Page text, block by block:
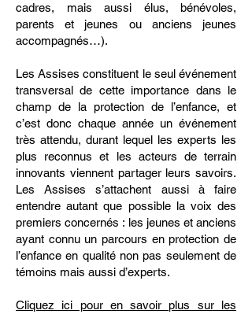
cadres, mais aussi élus, bénévoles,
parents et jeunes ou anciens jeunes
accompagnés…).
Les Assises constituent le seul événement
transversal de cette importance dans le
champ de la protection de l’enfance, et
c’est donc chaque année un événement
très attendu, durant lequel les experts les
plus reconnus et les acteurs de terrain
innovants viennent partager leurs savoirs.
Les Assises s’attachent aussi à faire
entendre autant que possible la voix des
premiers concernés : les jeunes et anciens
ayant connu un parcours en protection de
l’enfance en qualité non pas seulement de
témoins mais aussi d’experts.
​Cliquez ici pour en savoir plus sur les